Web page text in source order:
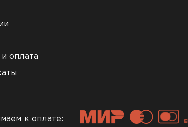
оплата
к оплате: